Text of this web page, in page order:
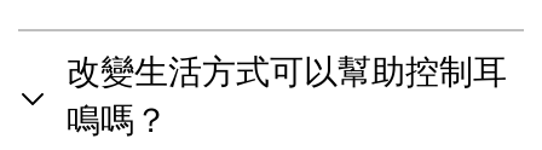
改變生活方式可以幫助控制耳
鳴嗎？